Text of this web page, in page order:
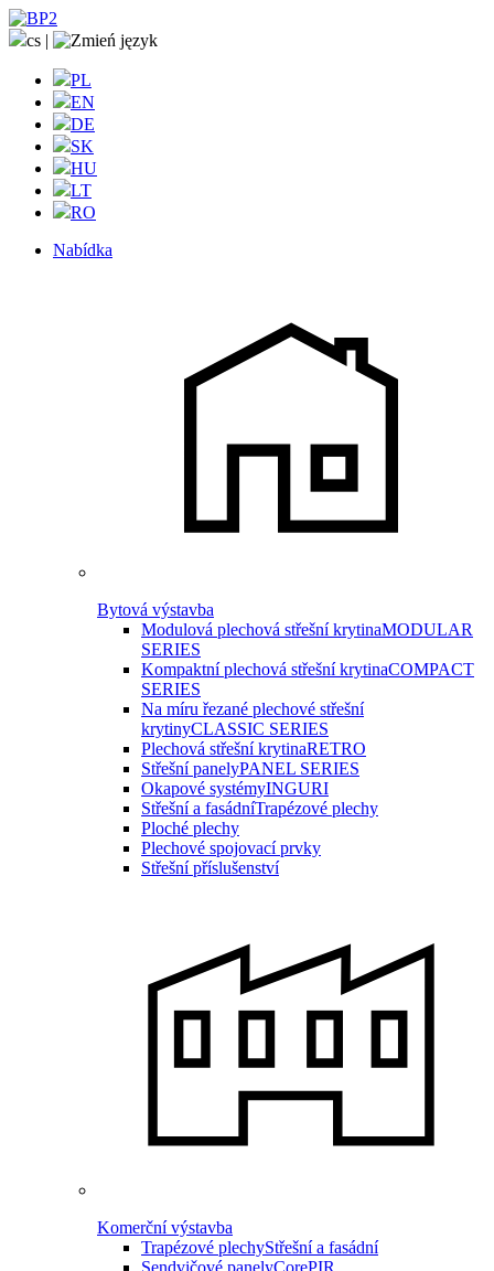
cs |
PL
EN
DE
SK
HU
LT
RO
Nabídka
Bytová výstavba
Modulová plechová střešní krytinaMODULAR
SERIES
Kompaktní plechová střešní krytinaCOMPACT
SERIES
Na míru řezané plechové střešní
krytinyCLASSIC SERIES
Plechová střešní krytinaRETRO
Střešní panelyPANEL SERIES
Okapové systémyINGURI
Střešní a fasádníTrapézové plechy
Ploché plechy
Plechové spojovací prvky
Střešní příslušenství
Komerční výstavba
Trapézové plechyStřešní a fasádní
Sendvičové panelyCorePIR